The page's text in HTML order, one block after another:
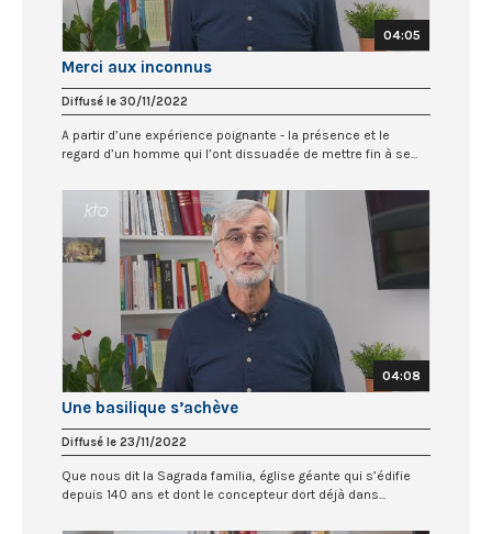
04:05
Merci aux inconnus
Diffusé le 30/11/2022
A partir d’une expérience poignante - la présence et le
regard d’un homme qui l’ont dissuadée de mettre fin à se...
04:08
Une basilique s’achève
Diffusé le 23/11/2022
Que nous dit la Sagrada familia, église géante qui s’édifie
depuis 140 ans et dont le concepteur dort déjà dans...